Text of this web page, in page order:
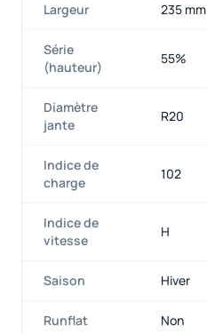
Largeur 235 mm
Série
(hauteur)
55%
Diamètre
jante
R20
Indice de
charge
102
Indice de
vitesse
H
Saison Hiver
Runflat Non